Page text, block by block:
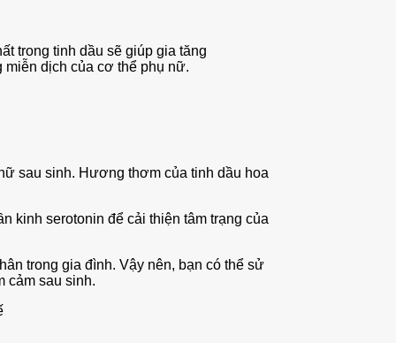
trong tinh dầu sẽ giúp gia tăng
miễn dịch của cơ thể phụ nữ.
sau sinh. Hương thơm của tinh dầu hoa
kinh serotonin để cải thiện tâm trạng của
trong gia đình. Vậy nên, bạn có thể sử
cảm sau sinh.